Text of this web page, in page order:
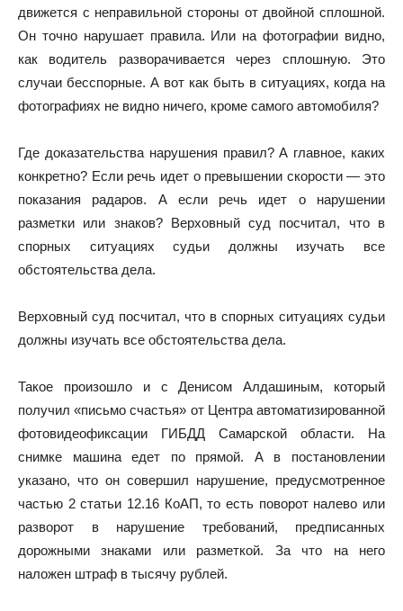
движется с неправильной стороны от двойной сплошной.
Он точно нарушает правила. Или на фотографии видно,
как водитель разворачивается через сплошную. Это
случаи бесспорные. А вот как быть в ситуациях, когда на
фотографиях не видно ничего, кроме самого автомобиля?
Где доказательства нарушения правил? А главное, каких
конкретно? Если речь идет о превышении скорости — это
показания радаров. А если речь идет о нарушении
разметки или знаков? Верховный суд посчитал, что в
спорных ситуациях судьи должны изучать все
обстоятельства дела.
Верховный суд посчитал, что в спорных ситуациях судьи
должны изучать все обстоятельства дела.
Такое произошло и с Денисом Алдашиным, который
получил «письмо счастья» от Центра автоматизированной
фотовидеофиксации ГИБДД Самарской области. На
снимке машина едет по прямой. А в постановлении
указано, что он совершил нарушение, предусмотренное
частью 2 статьи 12.16 КоАП, то есть поворот налево или
разворот в нарушение требований, предписанных
дорожными знаками или разметкой. За что на него
наложен штраф в тысячу рублей.